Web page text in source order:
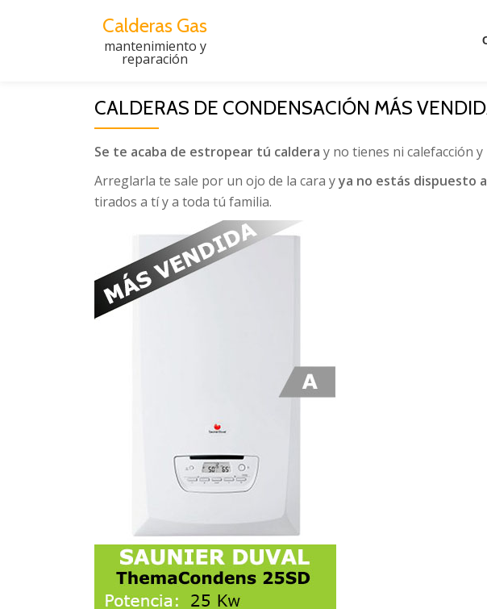
Calderas Gas
mantenimiento y
reparación
CALDERAS DE CONDENSACIÓN MÁS
Se te acaba de estropear tú caldera y no tienes ni calefacción
Arreglarla te sale por un ojo de la cara yya no estás dispuesto
tirados a tí y a toda tú familia.